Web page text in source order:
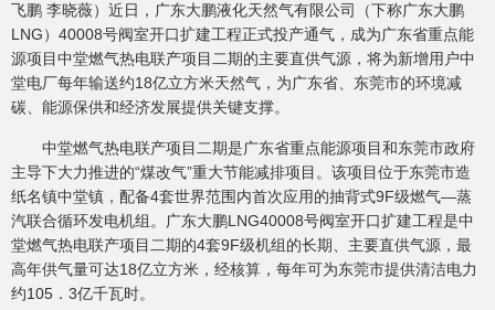
飞鹏 李晓薇）近日，广东大鹏液化天然气有限公司（下称广东大鹏
LNG）40008号阀室开口扩建工程正式投产通气，成为广东省重点能
源项目中堂燃气热电联产项目二期的主要直供气源，将为新增用户中
堂电厂每年输送约18亿立方米天然气，为广东省、东莞市的环境减
碳、能源保供和经济发展提供关键支撑。
中堂燃气热电联产项目二期是广东省重点能源项目和东莞市政府
主导下大力推进的“煤改气”重大节能减排项目。该项目位于东莞市造
纸名镇中堂镇，配备4套世界范围内首次应用的抽背式9F级燃气—蒸
汽联合循环发电机组。广东大鹏LNG40008号阀室开口扩建工程是中
堂燃气热电联产项目二期的4套9F级机组的长期、主要直供气源，最
高年供气量可达18亿立方米，经核算，每年可为东莞市提供清洁电力
约105．3亿千瓦时。